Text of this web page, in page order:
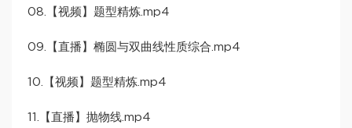
08.【视频】题型精炼.mp4
09.【直播】椭圆与双曲线性质综合.mp4
10.【视频】题型精炼.mp4
11.【直播】抛物线.mp4